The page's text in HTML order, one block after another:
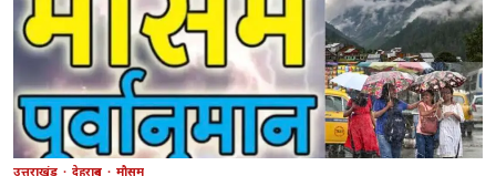
उत्तराखंड देहरादून मौसम